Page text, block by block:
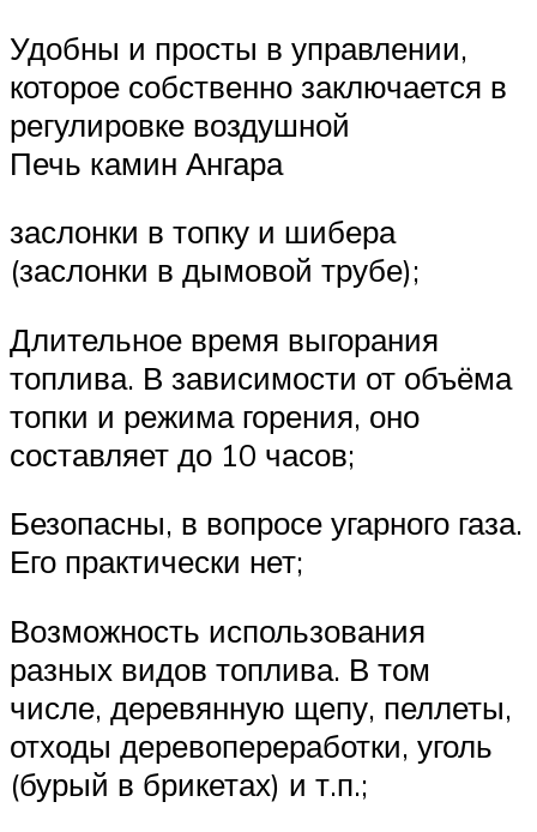
Удобны и просты в управлении,
которое собственно заключается в
регулировке воздушной
Печь камин Ангара
заслонки в топку и шибера
(заслонки в дымовой трубе);
Длительное время выгорания
топлива. В зависимости от объёма
топки и режима горения, оно
составляет до 10 часов;
Безопасны, в вопросе угарного газа.
Его практически нет;
Возможность использования
разных видов топлива. В том
числе, деревянную щепу, пеллеты,
отходы деревопереработки, уголь
(бурый в брикетах) и т.п.;